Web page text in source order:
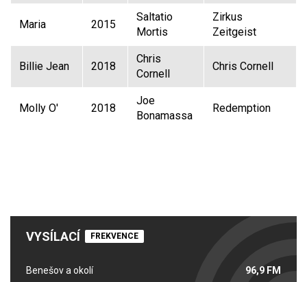
Maria 2015
Saltatio
Mortis
Zirkus
Zeitgeist
Billie Jean 2018
Chris
Cornell
Chris Cornell
Molly O' 2018
Joe
Bonamassa
Redemption
VYSÍLACÍ FREKVENCE
Benešov a okolí
96,9 FM